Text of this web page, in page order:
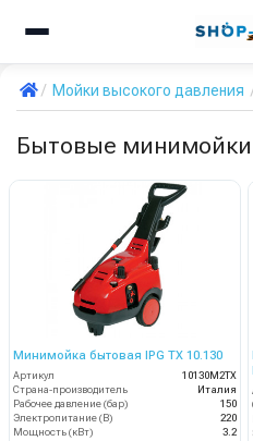
Мойки высокого давления
Бытовые минимойки
Минимойка бытовая IPG TX 10.130
Артикул
10130M2TX
Страна-производитель
Италия
Рабочее давление (бар)
150
Электропитание (В)
220
Мощность (кВт)
3.2